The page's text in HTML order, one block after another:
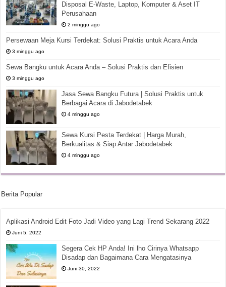
Disposal E-Waste, Laptop, Komputer & Aset IT
Perusahaan
2 minggu ago
Persewaan Meja Kursi Terdekat: Solusi Praktis untuk Acara Anda
3 minggu ago
Sewa Bangku untuk Acara Anda – Solusi Praktis dan Efisien
3 minggu ago
Jasa Sewa Bangku Futura | Solusi Praktis untuk
Berbagai Acara di Jabodetabek
4 minggu ago
Sewa Kursi Pesta Terdekat | Harga Murah,
Berkualitas & Siap Antar Jabodetabek
4 minggu ago
Berita Popular
Aplikasi Android Edit Foto Jadi Video yang Lagi Trend Sekarang 2022
Juni 5, 2022
Segera Cek HP Anda! Ini lho Cirinya Whatsapp
Disadap dan Bagaimana Cara Mengatasinya
Juni 30, 2022